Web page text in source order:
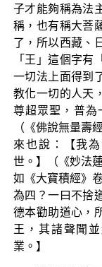
子才能夠稱為法
稱，也有稱大菩
了，所以西藏、
「王」這個字有
一切法上面得到
教化一切的人天
尊超眾聖，普為
（《佛說無量壽
來也說：【我
世。】（《妙法
如《大寶積經》
為四？一曰不捨
德本勸助道心，
王，其諸聲聞
業。】